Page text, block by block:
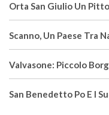
Orta San Giulio Un
Scanno, Un Paese Tra
Valvasone: Piccolo
San Benedetto Po E I